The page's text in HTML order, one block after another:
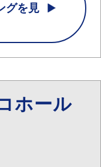
グを見
ホール